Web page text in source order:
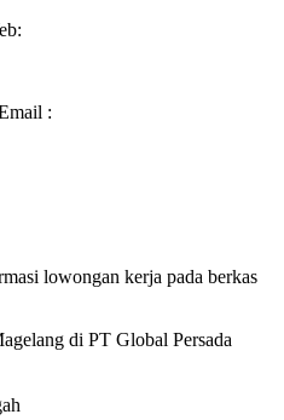
:
lowongan kerja pada berkas
di PT Global Persada